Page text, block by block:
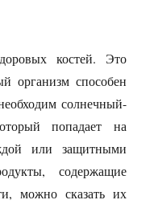
костей. Это
организм способен
солнечный-
попадает на
или защитными
содержащие
можно сказать их